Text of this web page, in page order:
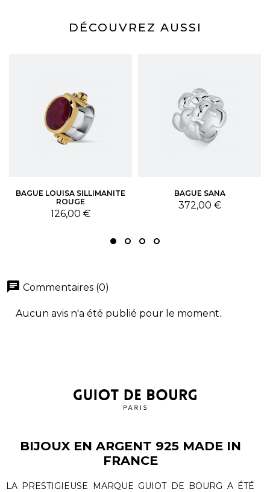
DÉCOUVREZ AUSSI
BAGUE LOUISA SILLIMANITE
ROUGE
Prix
126,00 €
BAGUE SANA
Prix
372,00 €
chat Commentaires (0)
Aucun avis n'a été publié pour le moment.
BIJOUX EN ARGENT 925 MADE IN
FRANCE
LA PRESTIGIEUSE MARQUE GUIOT DE BOURG A ÉTÉ